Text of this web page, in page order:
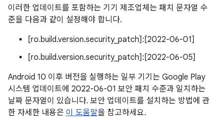
이러한 업데이트를 포함하는 기기 제조업체는 패치 문자열 수
준을 다음과 같이 설정해야 합니다.
[ro.build.version.security_patch]:[2022-06-01]
[ro.build.version.security_patch]:[2022-06-05]
Android 10 이후 버전을 실행하는 일부 기기는 Google Play
시스템 업데이트에 2022-06-01 보안 패치 수준과 일치하는
날짜 문자열이 있습니다. 보안 업데이트를 설치하는 방법에 관
한 자세한 내용은 이 도움말을 참고하세요.